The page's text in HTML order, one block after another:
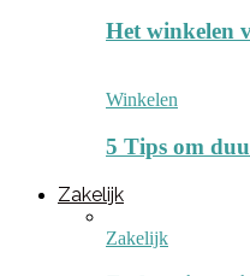
Het winkelen
Winkelen
5 Tips om
Zakelijk
Zakelijk